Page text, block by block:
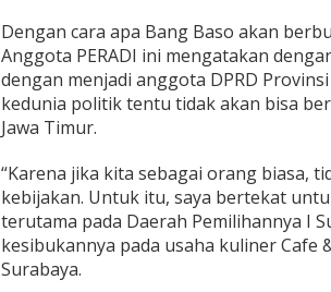
Dengan cara apa Bang Baso akan
Anggota PERADI ini mengatakan
dengan menjadi anggota DPRD
kedunia politik tentu tidak akan bisa
Jawa Timur.
“Karena jika kita sebagai orang biasa,
kebijakan. Untuk itu, saya bertekat
terutama pada Daerah Pemilihannya I
kesibukannya pada usaha kuliner Cafe
Surabaya.